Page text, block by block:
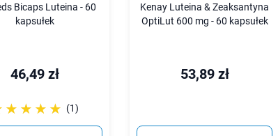
Bicaps Luteina - 60
kapsułek
46,49 zł
(1)
Kenay Luteina & Zeaksantyna
OptiLut 600 mg - 60 kapsułek
53,89 zł